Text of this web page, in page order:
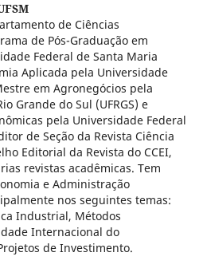
de Ciências
de Pós-Graduação em
Federal de Santa Maria
Aplicada pela Universidade
em Agronegócios pela
Grande do Sul (UFRGS) e
pela Universidade Federal
de Seção da Revista Ciência
Editorial da Revista do CCEI,
revistas acadêmicas. Tem
e Administração
nos seguintes temas:
Industrial, Métodos
Internacional do
de Investimento.